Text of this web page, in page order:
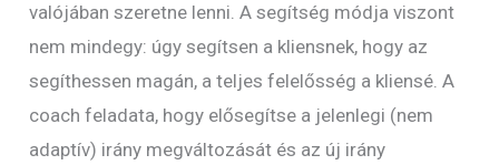
valójában szeretne lenni. A segítség módja viszont
nem mindegy: úgy segítsen a kliensnek, hogy az
segíthessen magán, a teljes felelősség a kliensé. A
coach feladata, hogy elősegítse a jelenlegi (nem
adaptív) irány megváltozását és az új irány